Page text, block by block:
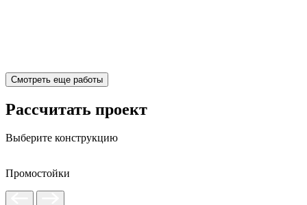
Смотреть еще работы
Рассчитать проект
Выберите конструкцию
Промостойки